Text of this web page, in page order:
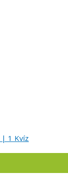
| 1 Kvíz